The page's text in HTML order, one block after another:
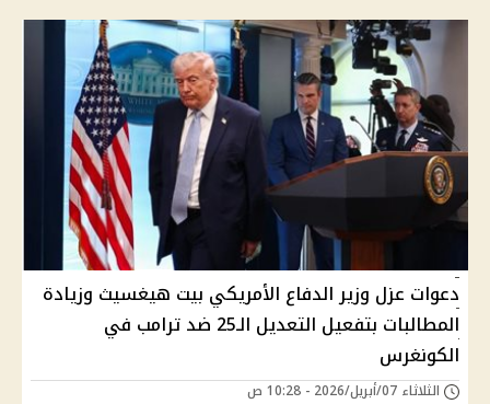
دعوات عزل وزير الدفاع الأمريكي بيت هيغسيث وزيادة
المطالبات بتفعيل التعديل الـ25 ضد ترامب في
الكونغرس
الثلاثاء 07/أبريل/2026 - 10:28 ص